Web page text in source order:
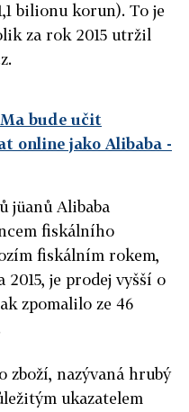
bilionu korun). To je
za rok 2015 utržil
bude učit
online jako Alibaba -
Alibaba
fiskálního
fiskálním rokem,
je prodej vyšší o
zpomalilo ze 46
zboží, nazývaná hrubý
ukazatelem